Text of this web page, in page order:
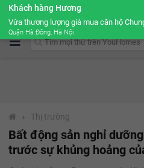
Cộng đồng Môi giới bPRO
› Thị trường
Bất động sản nghỉ
trước sự khủng hoảng
Khách hàng Hương
Quận Hà Đông, Hà Nội